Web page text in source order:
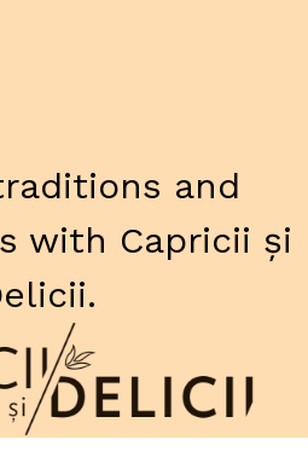
and
with Capricii și